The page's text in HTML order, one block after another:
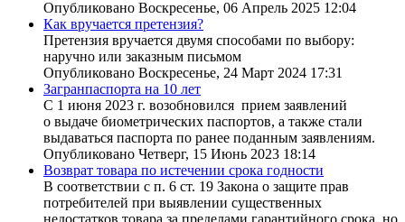
Опубликовано Воскресенье, 06 Апрель 2025 12:04
Как вручается претензия?
Претензия вручается двумя способами по выбору:
наручно или заказным письмом
Опубликовано Воскресенье, 24 Март 2024 17:31
Загранпаспорта на 10 лет
С 1 июня 2023 г. возобновился прием заявлений
о выдаче биометрических паспортов, а также стали
выдаваться паспорта по ранее поданным заявлениям.
Опубликовано Четверг, 15 Июнь 2023 18:14
Возврат товара по истечении срока годности
В соответствии с п. 6 ст. 19 Закона о защите прав
потребителей при выявлении существенных
недостатков товара за пределами гарантийного срока, но